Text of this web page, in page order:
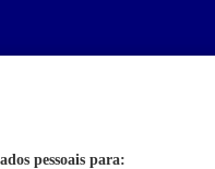
pessoais para: